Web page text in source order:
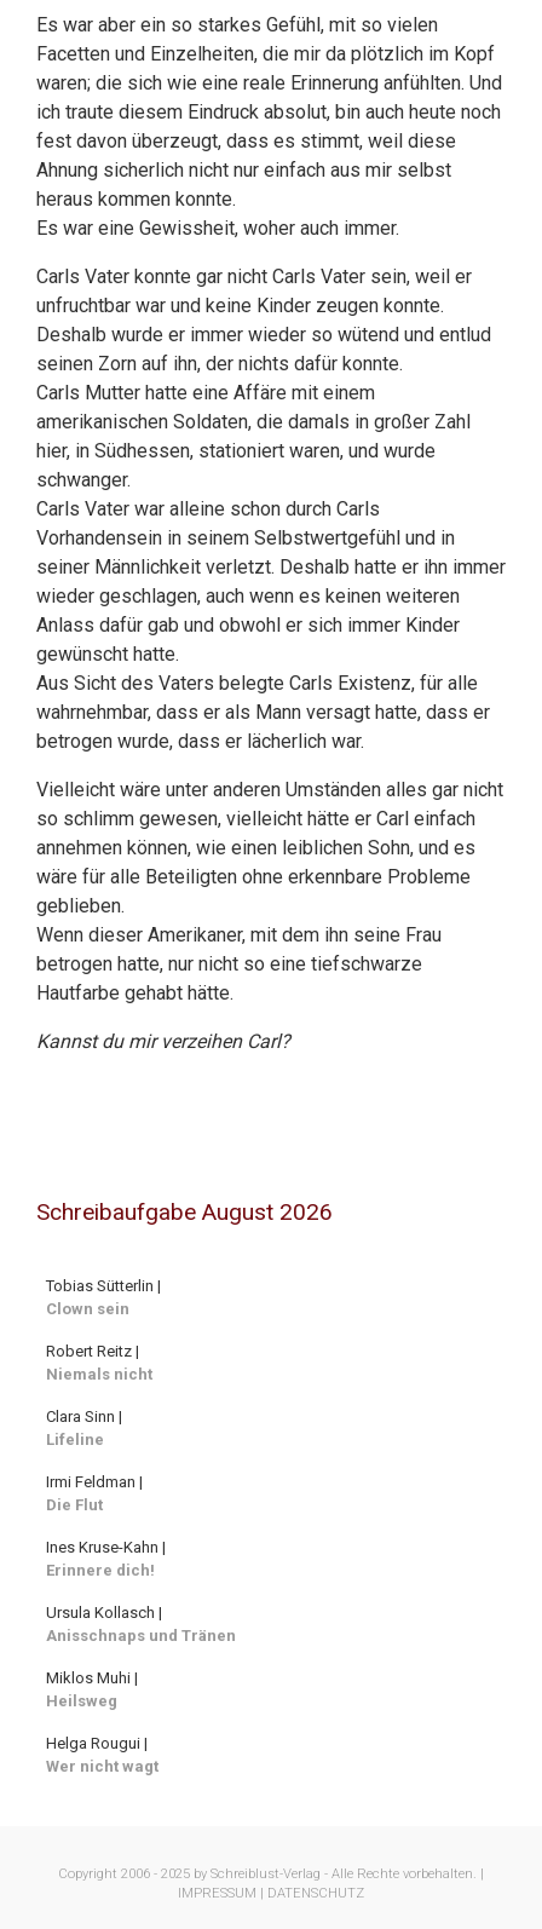
Es war aber ein so starkes Gefühl, mit so vielen
Facetten und Einzelheiten, die mir da plötzlich im Kopf
waren; die sich wie eine reale Erinnerung anfühlten. Und
ich traute diesem Eindruck absolut, bin auch heute noch
fest davon überzeugt, dass es stimmt, weil diese
Ahnung sicherlich nicht nur einfach aus mir selbst
heraus kommen konnte.
Es war eine Gewissheit, woher auch immer.
Carls Vater konnte gar nicht Carls Vater sein, weil er
unfruchtbar war und keine Kinder zeugen konnte.
Deshalb wurde er immer wieder so wütend und entlud
seinen Zorn auf ihn, der nichts dafür konnte.
Carls Mutter hatte eine Affäre mit einem
amerikanischen Soldaten, die damals in großer Zahl
hier, in Südhessen, stationiert waren, und wurde
schwanger.
Carls Vater war alleine schon durch Carls
Vorhandensein in seinem Selbstwertgefühl und in
seiner Männlichkeit verletzt. Deshalb hatte er ihn immer
wieder geschlagen, auch wenn es keinen weiteren
Anlass dafür gab und obwohl er sich immer Kinder
gewünscht hatte.
Aus Sicht des Vaters belegte Carls Existenz, für alle
wahrnehmbar, dass er als Mann versagt hatte, dass er
betrogen wurde, dass er lächerlich war.
Vielleicht wäre unter anderen Umständen alles gar nicht
so schlimm gewesen, vielleicht hätte er Carl einfach
annehmen können, wie einen leiblichen Sohn, und es
wäre für alle Beteiligten ohne erkennbare Probleme
geblieben.
Wenn dieser Amerikaner, mit dem ihn seine Frau
betrogen hatte, nur nicht so eine tiefschwarze
Hautfarbe gehabt hätte.
Kannst du mir verzeihen Carl?
Schreibaufgabe August 2026
Tobias Sütterlin |
Clown sein
Robert Reitz |
Niemals nicht
Clara Sinn |
Lifeline
Irmi Feldman |
Die Flut
Ines Kruse-Kahn |
Erinnere dich!
Ursula Kollasch |
Anisschnaps und Tränen
Miklos Muhi |
Heilsweg
Helga Rougui |
Wer nicht wagt
Copyright 2006 - 2025 by Schreiblust-Verlag - Alle Rechte vorbehalten. |
IMPRESSUM |
DATENSCHUTZ